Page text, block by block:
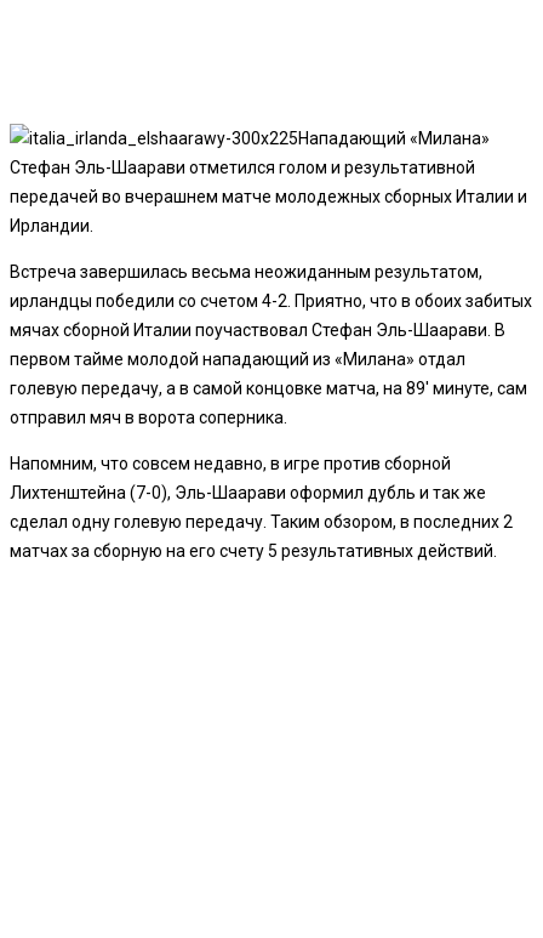
Нападающий «Милана»
Стефан Эль-Шаарави отметился голом и результативной
передачей во вчерашнем матче молодежных сборных Италии и
Ирландии.
Встреча завершилась весьма неожиданным результатом,
ирландцы победили со счетом 4-2. Приятно, что в обоих забитых
мячах сборной Италии поучаствовал Стефан Эль-Шаарави. В
первом тайме молодой нападающий из «Милана» отдал
голевую передачу, а в самой концовке матча, на 89′ минуте, сам
отправил мяч в ворота соперника.
Напомним, что совсем недавно, в игре против сборной
Лихтенштейна (7-0), Эль-Шаарави оформил дубль и так же
сделал одну голевую передачу. Таким обзором, в последних 2
матчах за сборную на его счету 5 результативных действий.